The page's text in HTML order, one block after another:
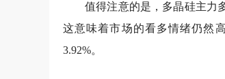
值得注意的是，多晶硅主力
这意味着市场的看多情绪仍然
3.92%。